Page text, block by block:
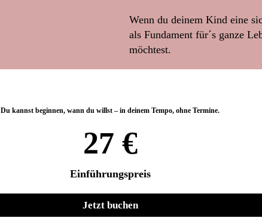
Wenn du deinem Kind eine
als Fundament für´s ganze
möchtest.
Du kannst beginnen, wann du willst – in deinem Tempo, ohne Termine.
27 €
Einführungspreis
Jetzt buchen